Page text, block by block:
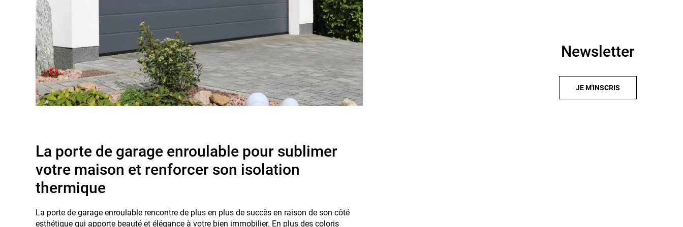
La porte de garage enroulable pour sublimer
votre maison et renforcer son isolation
thermique
La porte de garage enroulable rencontre de plus en plus de succès en raison de son côté
esthétique qui apporte beauté et élégance à votre bien immobilier. En plus des coloris
Newsletter
JE M'INSCRIS